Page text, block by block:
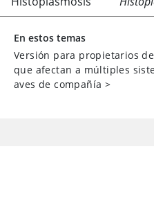
En estos temas
Versión para propietarios
que afectan a múltiples
aves de compañía >